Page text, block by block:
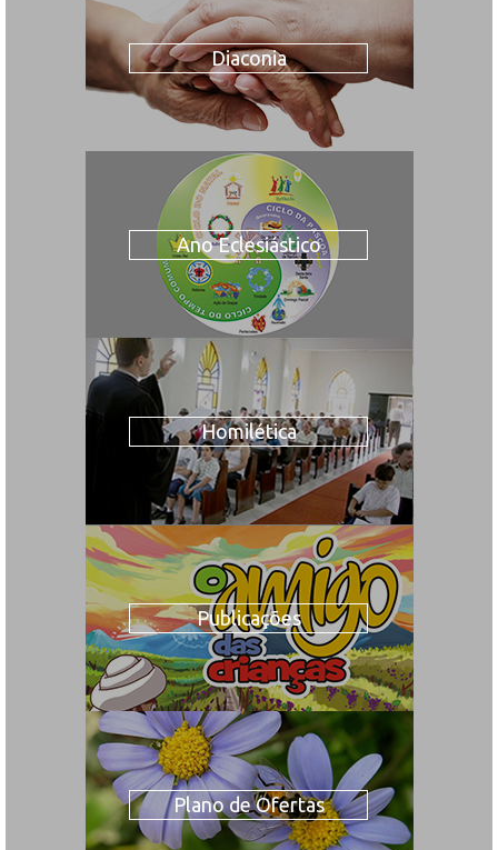
Diaconia
Ano Eclesiástico
Homilética
Publicações
Plano de Ofertas